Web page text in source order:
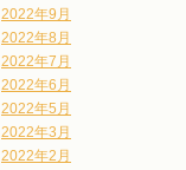
2022年9月
2022年8月
2022年7月
2022年6月
2022年5月
2022年3月
2022年2月